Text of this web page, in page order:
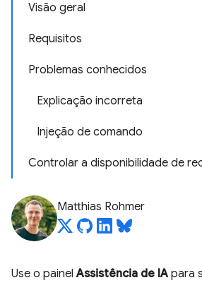
Visão geral
Requisitos
Problemas conhecidos
Explicação incorreta
Injeção de comando
Controlar a disponibilidade de
Matthias Rohmer
Use o painelAssistência de IA para